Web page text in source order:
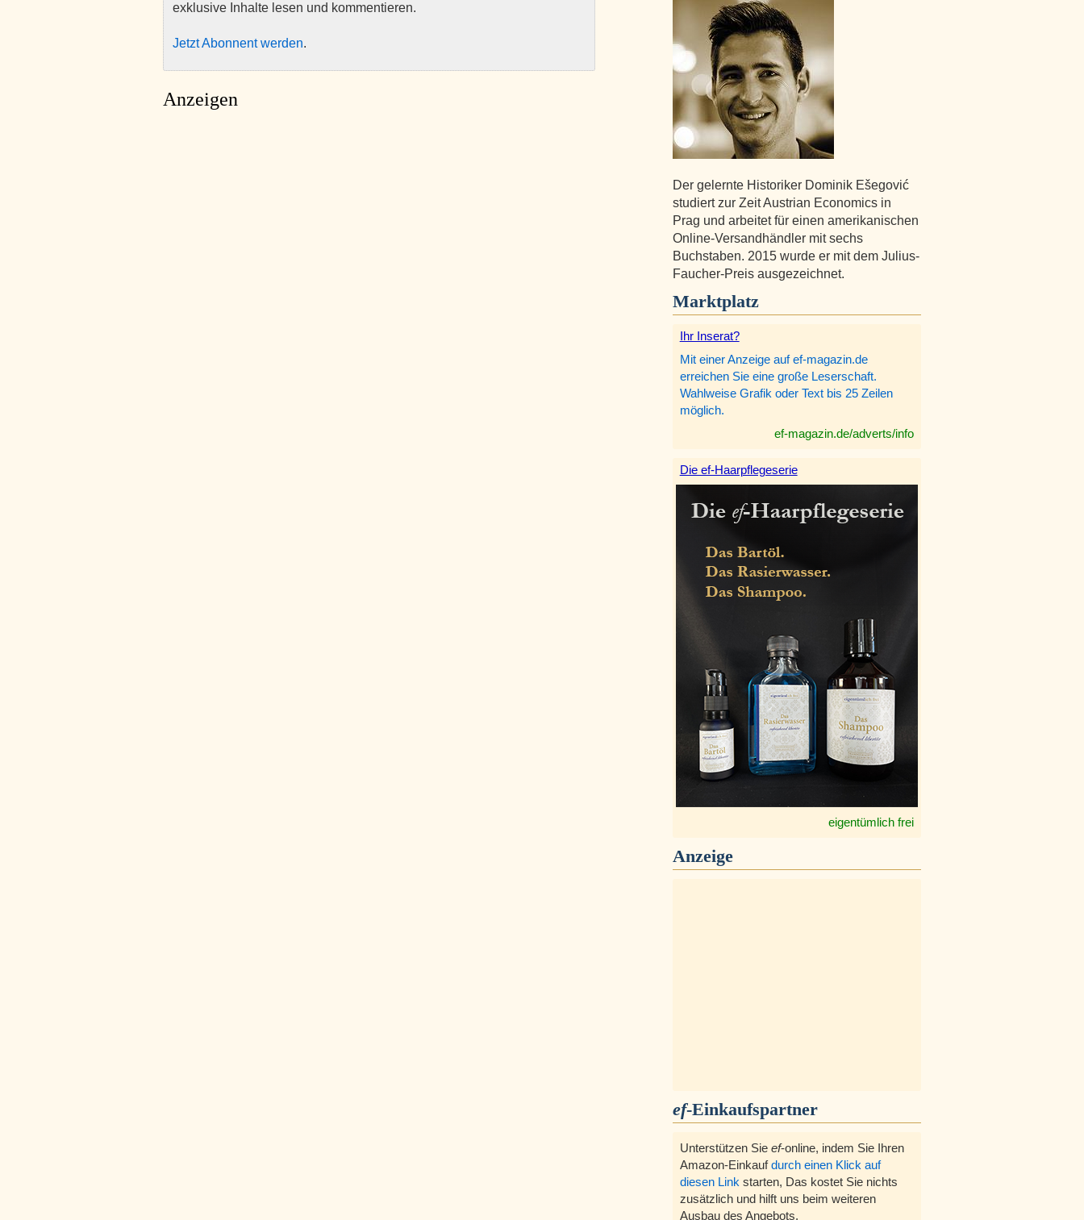
exklusive Inhalte lesen und kommentieren.
Jetzt Abonnent werden.
Anzeigen
Der gelernte Historiker Dominik Ešegović
studiert zur Zeit Austrian Economics in
Prag und arbeitet für einen amerikanischen
Online-Versandhändler mit sechs
Buchstaben. 2015 wurde er mit dem Julius-
Faucher-Preis ausgezeichnet.
Marktplatz
Ihr Inserat?
Mit einer Anzeige auf ef-magazin.de
erreichen Sie eine große Leserschaft.
Wahlweise Grafik oder Text bis 25 Zeilen
möglich.
ef-magazin.de/adverts/info
Die ef-Haarpflegeserie
eigentümlich frei
Anzeige
ef-Einkaufspartner
Unterstützen Sie ef-online, indem Sie Ihren
Amazon-Einkaufdurch einen Klick auf
diesen Link starten, Das kostet Sie nichts
zusätzlich und hilft uns beim weiteren
Ausbau des Angebots.